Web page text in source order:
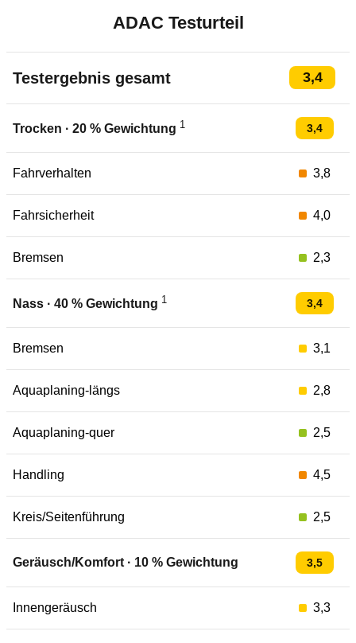
ADAC Testurteil
Testergebnis gesamt 3,4
Trocken · 20 % Gewichtung 1 3,4
Fahrverhalten 3,8
Fahrsicherheit 4,0
Bremsen 2,3
Nass · 40 % Gewichtung 1 3,4
Bremsen 3,1
Aquaplaning-längs 2,8
Aquaplaning-quer 2,5
Handling 4,5
Kreis/Seitenführung 2,5
Geräusch/Komfort · 10 % Gewichtung 3,5
Innengeräusch 3,3